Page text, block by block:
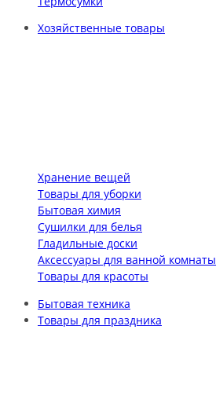
Хозяйственные товары
Хранение вещей
Товары для уборки
Бытовая химия
Сушилки для белья
Гладильные доски
Аксессуары для ванной комнаты
Товары для красоты
Бытовая техника
Товары для праздника